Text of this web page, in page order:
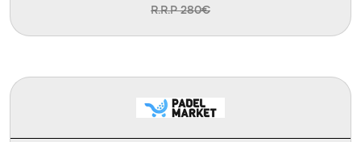
R.R.P 280€